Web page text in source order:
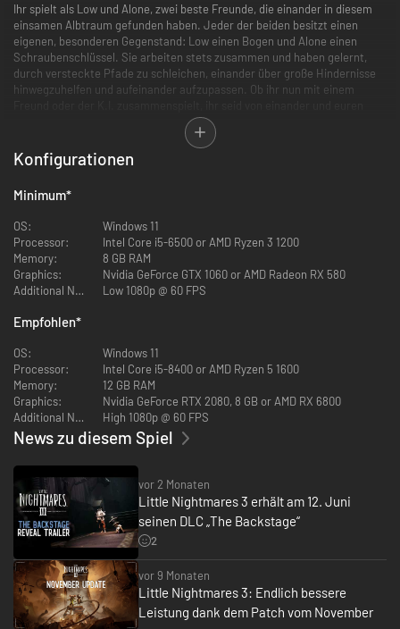
Ihr spielt als Low und Alone, zwei beste Freunde, die einander in diesem
einsamen Albtraum gefunden haben. Jeder der beiden besitzt einen
eigenen, besonderen Gegenstand: Low einen Bogen und Alone einen
Schraubenschlüssel. Sie arbeiten stets zusammen und haben gelernt,
durch versteckte Pfade zu schleichen, einander über große Hindernisse
hinwegzuhelfen und aufeinander aufzupassen. Ob ihr nun mit einem
besonderen Gegenständen abhängig, um Gelegenheiten zu schaffen und
so voranzukommen. Die Umgebung steckt voller Hinweise und
Möglichkeiten welche fantasievolle Kinder ausnutzen können. Lows Pfeile
können höhergelegene Ziele erreichen und Alones Schraubenschlüssel ist
oder riesige Maschinen zu manipulieren.
Die Bewohner scheuen keine Mühen, um kleine, störende Besucher
einzufangen, die zu viel Aufmerksamkeit auf sich ziehen. Mitunter müsst
ihr angsteinflößende Versteckspiele mit einem Monster-Baby in den
sandigen Ruinen von Nekropolis spielen, mit viel Mühe den Schwärmen
von Süßigkeiten-Käfern in der verstörenden Süßigkeitenfabrik
entkommen oder riesigen Füßen ausweichen, während ihr über
regennasse Promenaden eines dreckigen Jahrmarktes rennt. Ihr müsst
stets bereit sein, zu rennen, euch zu verstecken oder euch sogar zu
verteidigen, um am Leben zu bleiben.
Konfigurationen
Minimum*
OS:
Windows 11
Processor:
Intel Core i5-6500 or AMD Ryzen 3 1200
Memory:
8 GB RAM
Graphics:
Nvidia GeForce GTX 1060 or AMD Radeon RX 580
Additional Notes:
Low 1080p @ 60 FPS
Empfohlen*
OS:
Windows 11
Processor:
Intel Core i5-8400 or AMD Ryzen 5 1600
Memory:
12 GB RAM
Graphics:
Nvidia GeForce RTX 2080, 8 GB or AMD RX 6800
Additional Notes:
High 1080p @ 60 FPS
News zu diesem Spiel
vor 2 Monaten
Little Nightmares 3 erhält am 12. Juni
seinen DLC „The Backstage“
2
vor 9 Monaten
Little Nightmares 3: Endlich bessere
Leistung dank dem Patch vom November